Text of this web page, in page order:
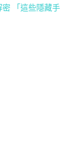
「這些隱藏手